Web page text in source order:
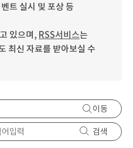
트 실시 및 포상 등
있으며, RSS서비스는
최신 자료를 받아보실 수
이동
검색